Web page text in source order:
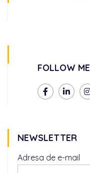
FOLLOW ME
NEWSLETTER
Adresa de e-mail